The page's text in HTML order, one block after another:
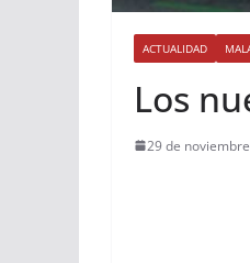
ACTUALIDAD
Los
29 de